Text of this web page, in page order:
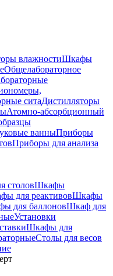
влажностиШкафы
Общелабораторное
ситаДистилляторы
Атомно-абсорбционный
ванныПриборы
Приборы для анализа
столовШкафы
для реактивовШкафы
для баллоновШкаф для
Установки
Шкафы для
Столы для весов